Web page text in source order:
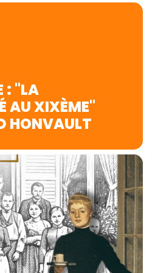
: "LA
AU XIXÈME"
HONVAULT